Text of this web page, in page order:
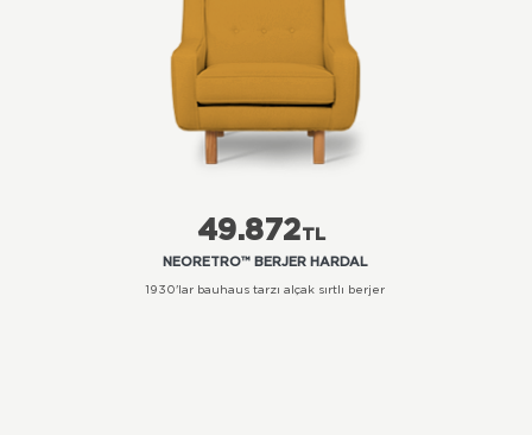
49.872TL
NEORETRO™ BERJER HARDAL
1930'lar bauhaus tarzı alçak sırtlı berjer